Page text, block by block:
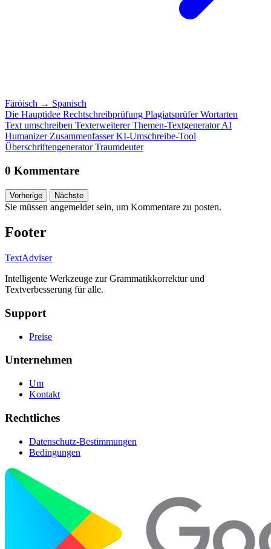
Färöisch → Spanisch
Die Hauptidee Rechtschreibprüfung PlagiatsprüferWortarten
Text umschreiben TexterweitererThemen-TextgeneratorAI
Humanizer ZusammenfasserKI-Umschreibe-Tool
ÜberschriftengeneratorTraumdeuter
0 Kommentare
Vorherige Nächste
Sie müssen angemeldet sein, um Kommentare zu posten.
Footer
TextAdviser
Intelligente Werkzeuge zur Grammatikkorrektur und
Textverbesserung für alle.
Support
Preise
Unternehmen
Um
Kontakt
Rechtliches
Datenschutz-Bestimmungen
Bedingungen